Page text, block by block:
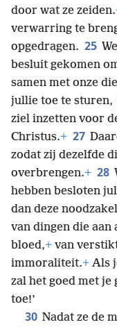
door wat ze zeiden.
verwarring te
opgedragen. 25
besluit gekomen
samen met onze
jullie toe te sturen,
ziel inzetten voor
Christus.+ 27
zodat zij dezelfde
overbrengen.+ 28
hebben besloten
dan deze
van dingen die
bloed,+ van
immoraliteit.+ Als
zal het goed met je
toe!’
30 Nadat ze de